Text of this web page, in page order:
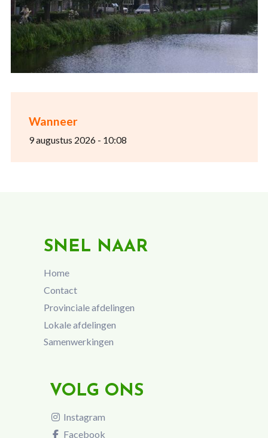
Wanneer
9 augustus 2026 - 10:08
SNEL NAAR
Home
Contact
Provinciale afdelingen
Lokale afdelingen
Samenwerkingen
VOLG ONS
Instagram
Facebook